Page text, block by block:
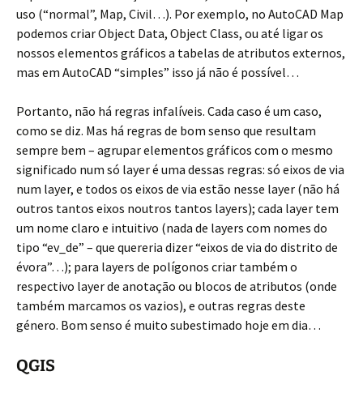
uso (“normal”, Map, Civil…). Por exemplo, no AutoCAD Map
podemos criar Object Data, Object Class, ou até ligar os
nossos elementos gráficos a tabelas de atributos externos,
mas em AutoCAD “simples” isso já não é possível…
Portanto, não há regras infalíveis. Cada caso é um caso,
como se diz. Mas há regras de bom senso que resultam
sempre bem – agrupar elementos gráficos com o mesmo
significado num só layer é uma dessas regras: só eixos de via
num layer, e todos os eixos de via estão nesse layer (não há
outros tantos eixos noutros tantos layers); cada layer tem
um nome claro e intuitivo (nada de layers com nomes do
tipo “ev_de” – que quereria dizer “eixos de via do distrito de
évora”…); para layers de polígonos criar também o
respectivo layer de anotação ou blocos de atributos (onde
também marcamos os vazios), e outras regras deste
género. Bom senso é muito subestimado hoje em dia…
QGIS